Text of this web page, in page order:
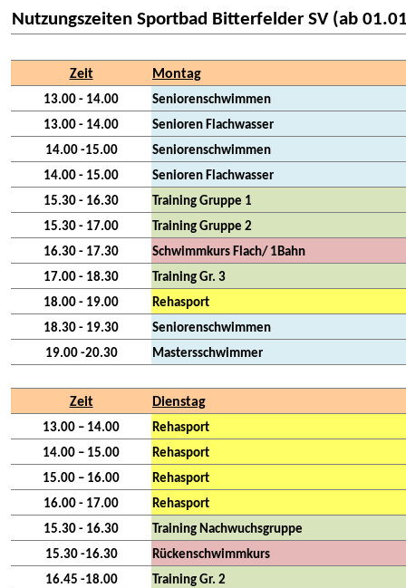
Nutzungszeiten Sportbad Bitterfelder SV (ab
Zeit Montag
13.00 - 14.00
Seniorenschwimmen
13.00 - 14.00
Senioren Flachwasser
14.00 -15.00
Seniorenschwimmen
14.00 - 15.00
Senioren Flachwasser
15.30 - 16.30
Training Gruppe 1
15.30 - 17.00
Training Gruppe 2
16.30 - 17.30
Schwimmkurs Flach/ 1Bahn
17.00 - 18.30
Training Gr. 3
18.00 - 19.00
Rehasport
18.30 - 19.30
Seniorenschwimmen
19.00 -20.30
Mastersschwimmer
Zeit Dienstag
13.00 – 14.00
Rehasport
14.00 – 15.00
Rehasport
15.00 – 16.00
Rehasport
16.00 - 17.00
Rehasport
15.30 - 16.30
Training Nachwuchsgruppe
15.30 -16.30
Rückenschwimmkurs
16.45 -18.00
Training Gr. 2